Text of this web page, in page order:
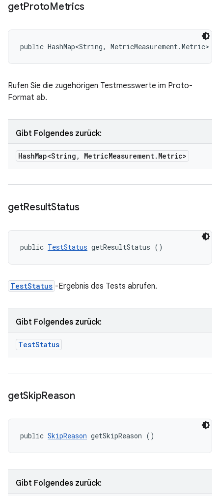
getProtoMetrics
public HashMap<String, MetricMeasurement.Metric>
Rufen Sie die zugehörigen Testmesswerte im Proto-
Format ab.
Gibt Folgendes zurück:
HashMap<String , MetricMeasurement. Metric>
getResultStatus
public TestStatus getResultStatus ()
TestStatus -Ergebnis des Tests abrufen.
Gibt Folgendes zurück:
TestStatus
getSkipReason
public SkipReason getSkipReason ()
Gibt Folgendes zurück: